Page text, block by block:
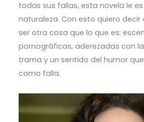
todas sus fallas, esta novela le
naturaleza. Con esto quiero decir
ser otra cosa que lo que es:
pornográficas, aderezadas con
trama y un sentido del humor
como falla.